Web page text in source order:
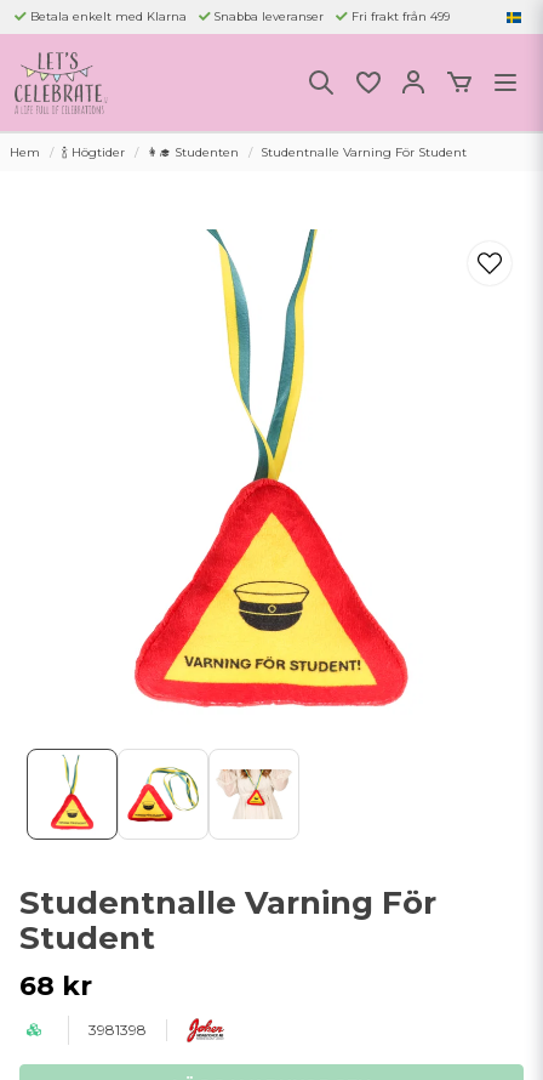
Betala enkelt med Klarna Snabba leveranser Fri frakt från 499
Hem 🍾 Högtider 👩‍🎓 Studenten Studentnalle Varning För Student
Studentnalle Varning För
Student
68 kr
3981398